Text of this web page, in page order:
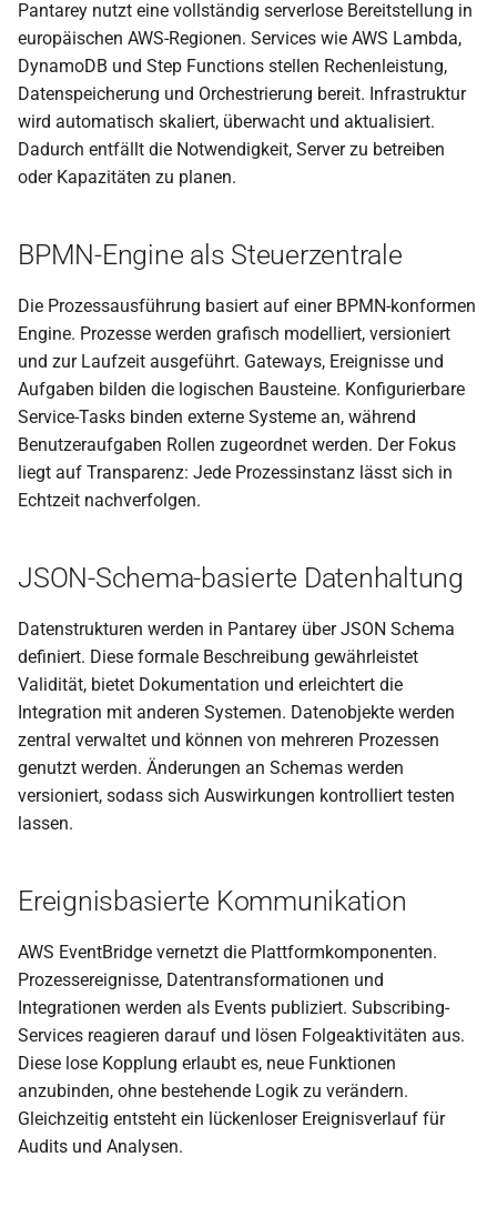
i
t
i
l
s
i
e
t
Beispiel: Büromaterial
nachbestellen
Pantarey für Mitarbeiter
Nächste Schritte
Prozessinstanzen
Datenobjekt anlegen
Zeiterfassung
Stoppuhr
Heatmap
Text
Ergebnispfad (Result Path)
Vorgangskennung
Tipps zur Modellierung
BPMN-Validierung
Externer User Task
Deployment von Prozessen
Startereignisse
Vordefinierte Services
E-Mail senden (Microsoft
Graph)
E-Post Brief Statusabfrage
E-Post versenden
Fax versenden
Fax-Status abfragen
E-Rechnung erstellen
(ZUGFeRD)
Rechnungsbeträge
Rechnungs-PDF erstellen
Rechnungsdaten auf
ZUGFeRD abbilden
Individuelle HTML-E-Mails
Template erstellen
PDF-Dateien
zusammenführen
PDF aufteilen
PDF in Graustufen
umwandeln
Dokumentname
Dynamische Formulare
Rechte und Aktionen
Import und Export über JSON
Verknüpfung von Prozessen
und Formularen
Skalierbarkeit und
Wartungsfreiheit
Fazit
Pantarey nutzt eine vollständig serverlose Bereitstellung in
europäischen AWS-Regionen. Services wie AWS Lambda,
DynamoDB und Step Functions stellen Rechenleistung,
Datenspeicherung und Orchestrierung bereit. Infrastruktur
wird automatisch skaliert, überwacht und aktualisiert.
Dadurch entfällt die Notwendigkeit, Server zu betreiben
oder Kapazitäten zu planen.
BPMN-Engine als Steuerzentrale
Die Prozessausführung basiert auf einer BPMN-konformen
Engine. Prozesse werden grafisch modelliert, versioniert
und zur Laufzeit ausgeführt. Gateways, Ereignisse und
Aufgaben bilden die logischen Bausteine. Konfigurierbare
Service-Tasks binden externe Systeme an, während
Benutzeraufgaben Rollen zugeordnet werden. Der Fokus
liegt auf Transparenz: Jede Prozessinstanz lässt sich in
Echtzeit nachverfolgen.
JSON-Schema-basierte Datenhaltung
Datenstrukturen werden in Pantarey über JSON Schema
definiert. Diese formale Beschreibung gewährleistet
Validität, bietet Dokumentation und erleichtert die
Integration mit anderen Systemen. Datenobjekte werden
zentral verwaltet und können von mehreren Prozessen
genutzt werden. Änderungen an Schemas werden
versioniert, sodass sich Auswirkungen kontrolliert testen
lassen.
Ereignisbasierte Kommunikation
AWS EventBridge vernetzt die Plattformkomponenten.
Prozessereignisse, Datentransformationen und
Integrationen werden als Events publiziert. Subscribing-
Services reagieren darauf und lösen Folgeaktivitäten aus.
Diese lose Kopplung erlaubt es, neue Funktionen
anzubinden, ohne bestehende Logik zu verändern.
Gleichzeitig entsteht ein lückenloser Ereignisverlauf für
Audits und Analysen.